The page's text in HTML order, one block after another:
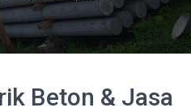
G
T
N
Beton & Jasa